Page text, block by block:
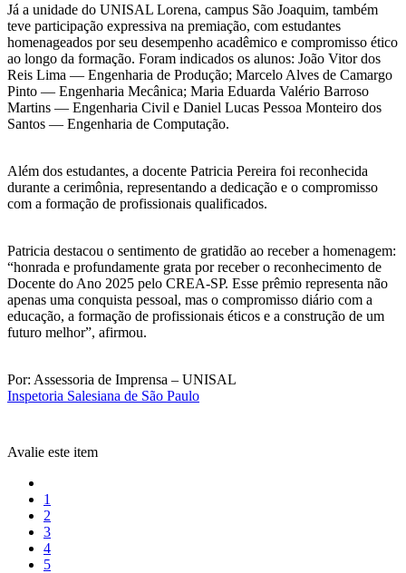
Já a unidade do UNISAL Lorena, campus São Joaquim, também
teve participação expressiva na premiação, com estudantes
homenageados por seu desempenho acadêmico e compromisso ético
ao longo da formação. Foram indicados os alunos: João Vitor dos
Reis Lima — Engenharia de Produção; Marcelo Alves de Camargo
Pinto — Engenharia Mecânica; Maria Eduarda Valério Barroso
Martins — Engenharia Civil e Daniel Lucas Pessoa Monteiro dos
Santos — Engenharia de Computação.
Além dos estudantes, a docente Patricia Pereira foi reconhecida
durante a cerimônia, representando a dedicação e o compromisso
com a formação de profissionais qualificados.
Patricia destacou o sentimento de gratidão ao receber a homenagem:
“honrada e profundamente grata por receber o reconhecimento de
Docente do Ano 2025 pelo CREA-SP. Esse prêmio representa não
apenas uma conquista pessoal, mas o compromisso diário com a
educação, a formação de profissionais éticos e a construção de um
futuro melhor”, afirmou.
Por: Assessoria de Imprensa – UNISAL
Inspetoria Salesiana de São Paulo
Avalie este item
1
2
3
4
5